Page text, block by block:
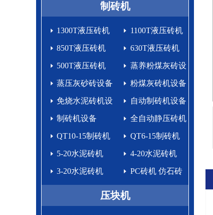
制砖机
1300T液压砖机 1100T液压砖机
850T液压砖机 630T液压砖机
500T液压砖机 蒸养粉煤灰砖设
蒸压灰砂砖设备 粉煤灰砖机设备
免烧水泥砖机设
备生产线
自动制砖机设备
生产线
制砖机设备 全自动静压砖机
QT10-15制砖机 QT6-15制砖机
5-20水泥砖机 4-20水泥砖机
3-20水泥砖机 PC砖机 仿石砖
生产设备
压块机